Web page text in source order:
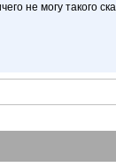
не могу такого